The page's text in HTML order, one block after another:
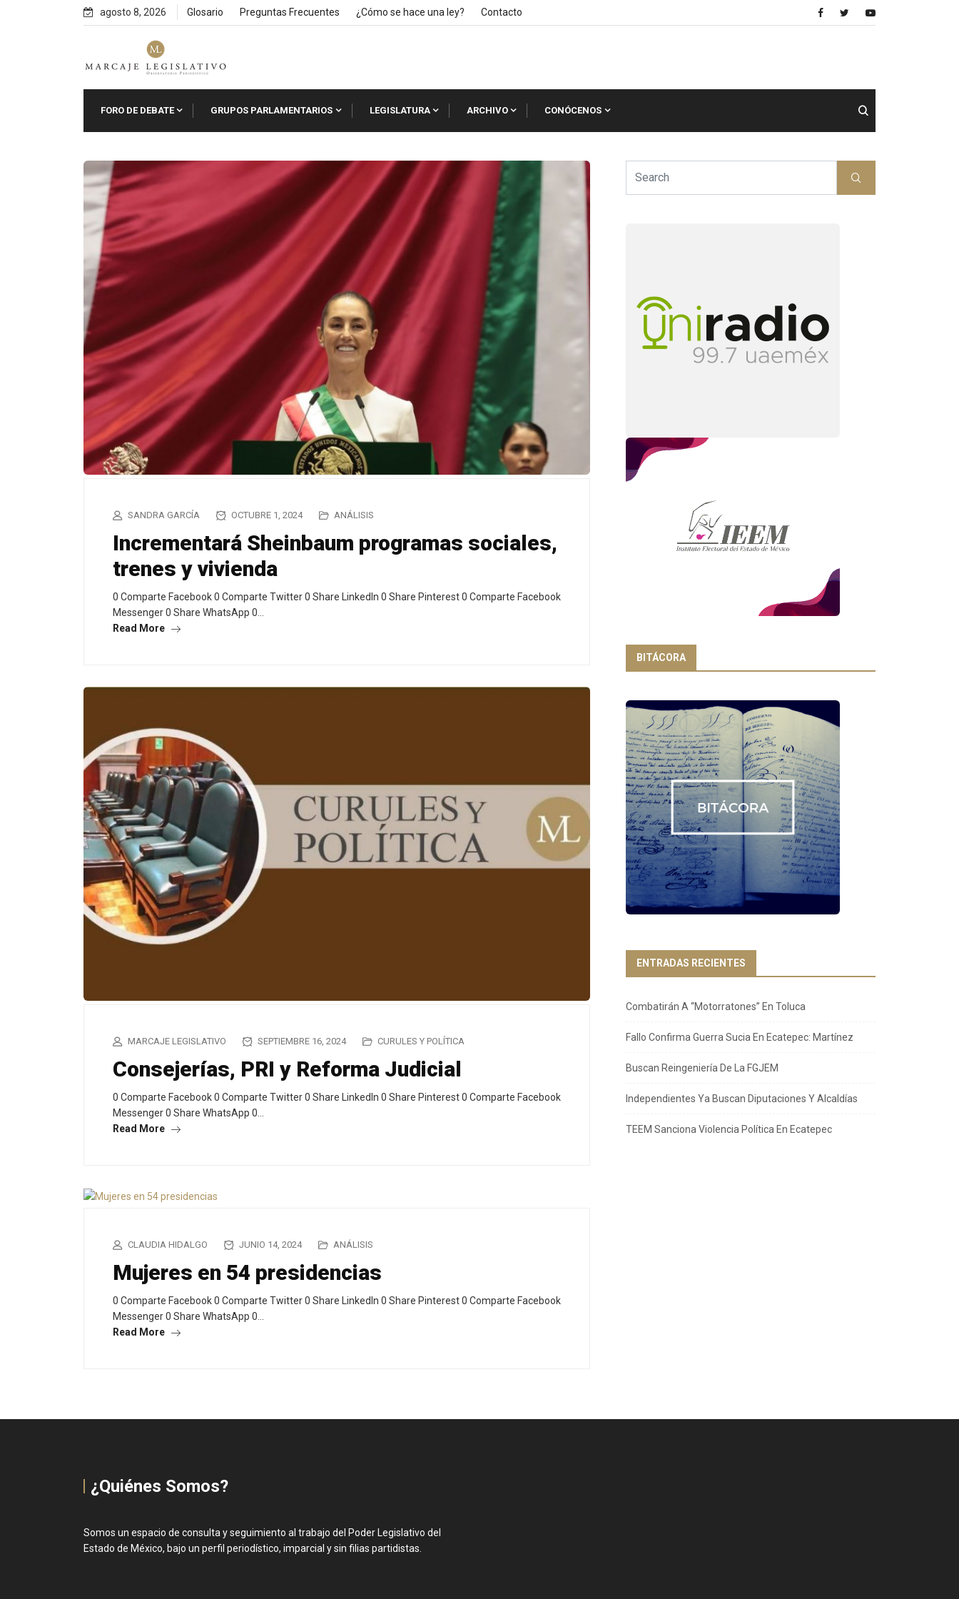
agosto 8, 2026 Glosario Preguntas Frecuentes ¿Cómo se hace una ley? Contacto
FORO DE DEBATE GRUPOS PARLAMENTARIOS LEGISLATURA ARCHIVO CONÓCENOS
SANDRA GARCÍA OCTUBRE 1, 2024 ANÁLISIS
Incrementará Sheinbaum programas sociales,
trenes y vivienda
0 Comparte Facebook 0 Comparte Twitter 0 Share LinkedIn 0 Share Pinterest 0 Comparte Facebook
Messenger 0 Share WhatsApp 0…
Read More
MARCAJE LEGISLATIVO SEPTIEMBRE 16, 2024 CURULES Y POLÍTICA
Consejerías, PRI y Reforma Judicial
0 Comparte Facebook 0 Comparte Twitter 0 Share LinkedIn 0 Share Pinterest 0 Comparte Facebook
Messenger 0 Share WhatsApp 0…
Read More
CLAUDIA HIDALGO JUNIO 14, 2024 ANÁLISIS
Mujeres en 54 presidencias
0 Comparte Facebook 0 Comparte Twitter 0 Share LinkedIn 0 Share Pinterest 0 Comparte Facebook
Messenger 0 Share WhatsApp 0…
Read More
BITÁCORA
ENTRADAS RECIENTES
Combatirán A “Motorratones” En Toluca
Fallo Confirma Guerra Sucia En Ecatepec: Martínez
Buscan Reingeniería De La FGJEM
Independientes Ya Buscan Diputaciones Y Alcaldías
TEEM Sanciona Violencia Política En Ecatepec
¿Quiénes Somos?
Somos un espacio de consulta y seguimiento al trabajo del Poder Legislativo del
Estado de México, bajo un perfil periodístico, imparcial y sin filias partidistas.